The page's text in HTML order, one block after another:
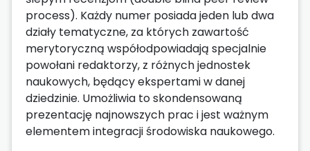
process). Każdy numer posiada jeden lub dwa
działy tematyczne, za których zawartość
merytoryczną współodpowiadają specjalnie
powołani redaktorzy, z różnych jednostek
naukowych, będący ekspertami w danej
dziedzinie. Umożliwia to skondensowaną
prezentację najnowszych prac i jest ważnym
elementem integracji środowiska naukowego.